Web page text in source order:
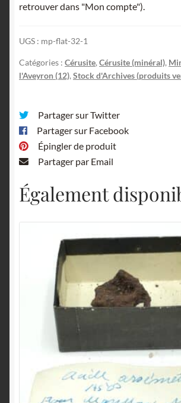
retrouver dans "Mon compte").
UGS : mp-flat-32-1
Catégories : Cérusite, Cérusite (minéral),
l'Aveyron (12), Stock d'Archives (produits
Partager sur Twitter
Partager sur Facebook
Épingler de produit
Partager par Email
Également